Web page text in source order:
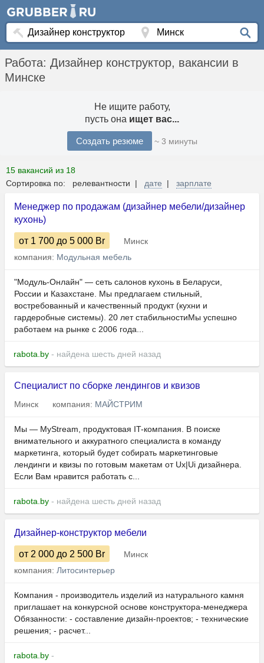
Работа: Дизайнер конструктор, вакансии в
Минске
Не ищите работу,
пусть она ищет вас...
Создать резюме ~ 3 минуты
15 вакансий из 18
Сортировка по: релевантности | дате | зарплате
Менеджер по продажам (дизайнер мебели/дизайнер
кухонь)
от 1 700 до 5 000 Br
Минск
компания: Модульная мебель
"Модуль-Онлайн" — сеть салонов кухонь в Беларуси,
России и Казахстане. Мы предлагаем стильный,
востребованный и качественный продукт (кухни и
гардеробные системы). 20 лет стабильностиМы успешно
работаем на рынке с 2006 года...
rabota.by - найдена шесть дней назад
Специалист по сборке лендингов и квизов
Минск компания: МАЙСТРИМ
Мы — MyStream, продуктовая IT-компания. В поиске
внимательного и аккуратного специалиста в команду
маркетинга, который будет собирать маркетинговые
лендинги и квизы по готовым макетам от Ux|Ui дизайнера.
Если Вам нравится работать с...
rabota.by - найдена шесть дней назад
Дизайнер-конструктор мебели
от 2 000 до 2 500 Br
Минск
компания: Литосинтерьер
Компания - производитель изделий из натурального камня
приглашает на конкурсной основе конструктора-менеджера
Обязанности: - составление дизайн-проектов; - технические
решения; - расчет...
rabota.by -